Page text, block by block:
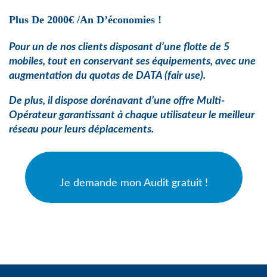
Plus De 2000€ /an D’économies !
Pour un de nos clients disposant d’une flotte de 5
mobiles, tout en conservant ses équipements, avec une
augmentation du quotas de DATA (fair use).
De plus, il dispose dorénavant d’une offre Multi-
Opérateur garantissant à chaque utilisateur le meilleur
réseau pour leurs déplacements.
Je demande mon Audit gratuit !